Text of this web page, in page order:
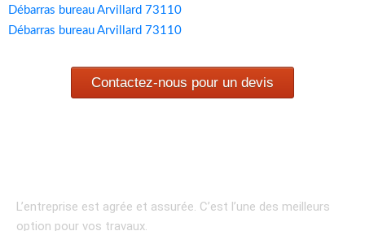
Débarras bureau Arvillard 73110
Débarras bureau Arvillard 73110
Contactez-nous pour un devis
L’entreprise est agrée et assurée. C’est l’une des meilleurs
option pour vos travaux.